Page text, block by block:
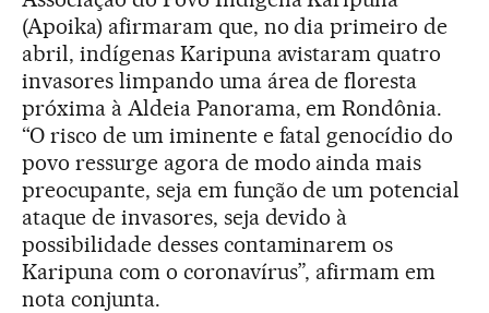
(Apoika) afirmaram que, no dia primeiro de
abril, indígenas Karipuna avistaram quatro
invasores limpando uma área de floresta
próxima à Aldeia Panorama, em Rondônia.
“O risco de um iminente e fatal genocídio do
povo ressurge agora de modo ainda mais
preocupante, seja em função de um potencial
ataque de invasores, seja devido à
possibilidade desses contaminarem os
Karipuna com o coronavírus”, afirmam em
nota conjunta.